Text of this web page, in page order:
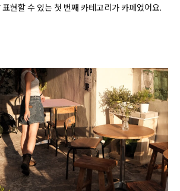
현할 수 있는 첫 번째 카테고리가 카페였어요.